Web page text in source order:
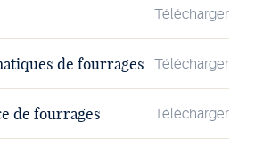
Télécharger
de fourrages Télécharger
de fourrages Télécharger